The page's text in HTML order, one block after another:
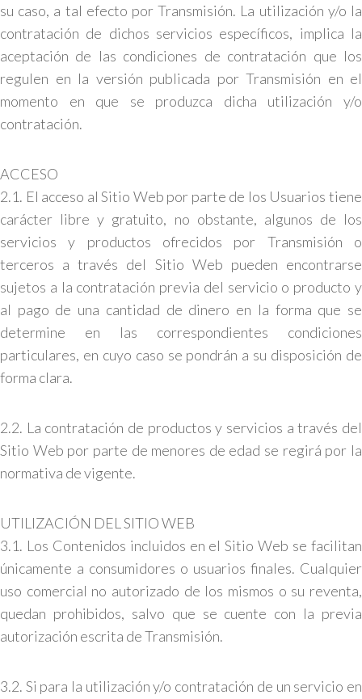
su caso, a tal efecto por Transmisión. La utilización y/o la
contratación de dichos servicios específicos, implica la
aceptación de las condiciones de contratación que los
regulen en la versión publicada por Transmisión en el
momento en que se produzca dicha utilización y/o
contratación.
ACCESO
2.1. El acceso al Sitio Web por parte de los Usuarios tiene
carácter libre y gratuito, no obstante, algunos de los
servicios y productos ofrecidos por Transmisión o
terceros a través del Sitio Web pueden encontrarse
sujetos a la contratación previa del servicio o producto y
al pago de una cantidad de dinero en la forma que se
determine en las correspondientes condiciones
particulares, en cuyo caso se pondrán a su disposición de
forma clara.
2.2. La contratación de productos y servicios a través del
Sitio Web por parte de menores de edad se regirá por la
normativa de vigente.
UTILIZACIÓN DEL SITIO WEB
3.1. Los Contenidos incluidos en el Sitio Web se facilitan
únicamente a consumidores o usuarios finales. Cualquier
uso comercial no autorizado de los mismos o su reventa,
quedan prohibidos, salvo que se cuente con la previa
autorización escrita de Transmisión.
3.2. Si para la utilización y/o contratación de un servicio en